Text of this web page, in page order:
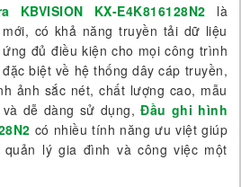
KX-E4K816128N2 là
có khả năng truyền tải dữ liệu
đủ điều kiện cho mọi công trình
biệt về hệ thống dây cáp truyền,
ảnh sắc nét, chất lượng cao, mẫu
dễ dàng sử dụng, Đầu ghi hình
có nhiều tính năng ưu việt giúp
lý gia đình và công việc một